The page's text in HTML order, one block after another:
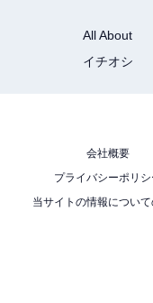
All About
イチオシ
会社概要
プライバシーポリシ
当サイトの情報につい